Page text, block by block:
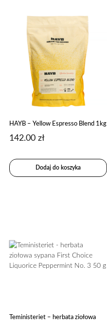
HAYB – Yellow Espresso Blend 1kg
142.00zł
Dodaj do koszyka
Teministeriet – herbata ziołowa